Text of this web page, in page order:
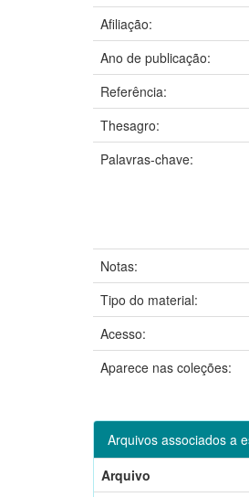
Afiliação:
Ano de publicação:
Referência:
Thesagro:
Palavras-chave:
Notas:
Tipo do material:
Acesso:
Aparece nas coleções:
Arquivos associados a
Arquivo